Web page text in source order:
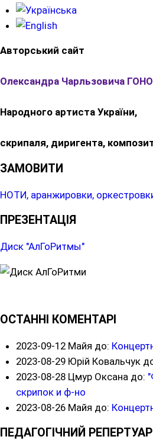
Авторський сайт
Олександра Чарльзовича
Народного артиста України,
скрипаля, диригента,
ЗАМОВИТИ
НОТИ, аранжировки,
ПРЕЗЕНТАЦІЯ
Диск "АлГоРитмы"
ОСТАННІ КОМЕНТАРІ
2023-09-12 Майя до:
2023-08-29 Юрій Ковальчук
2023-08-28 Цмур Оксана до:
скрипок и ф-но
2023-08-26 Майя до:
ПЕДАГОГІЧНИЙ